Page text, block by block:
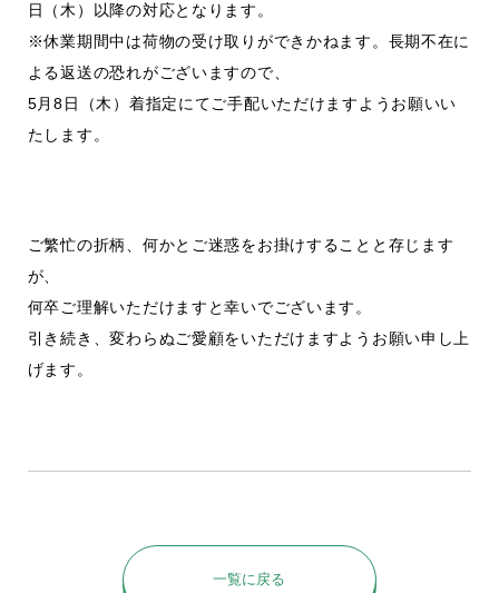
日（木）以降の対応となります。
※休業期間中は荷物の受け取りができかねます。長期不在に
よる返送の恐れがございますので、
5月8日（木）着指定にてご手配いただけますようお願いい
たします。
ご繁忙の折柄、何かとご迷惑をお掛けすることと存じます
が、
何卒ご理解いただけますと幸いでございます。
引き続き、変わらぬご愛顧をいただけますようお願い申し上
げます。
一覧に戻る